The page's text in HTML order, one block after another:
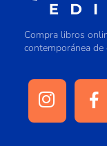
Compra libros
contemporánea de